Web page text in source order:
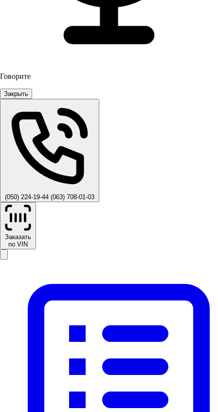
Говорите
Закрыть
(050) 224-19-44 (063) 708-01-03
Заказать
по VIN